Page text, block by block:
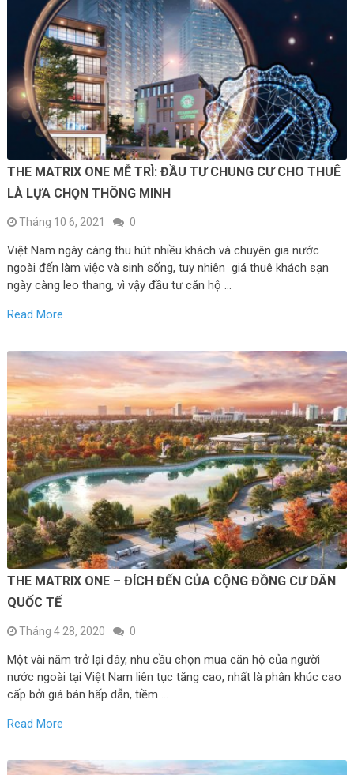
THE MATRIX ONE MỄ TRÌ: ĐẦU TƯ CHUNG CƯ CHO THUÊ
LÀ LỰA CHỌN THÔNG MINH
Tháng 10 6, 2021 0
Việt Nam ngày càng thu hút nhiều khách và chuyên gia nước
ngoài đến làm việc và sinh sống, tuy nhiên giá thuê khách sạn
ngày càng leo thang, vì vậy đầu tư căn hộ …
Read More
THE MATRIX ONE – ĐÍCH ĐẾN CỦA CỘNG ĐỒNG CƯ DÂN
QUỐC TẾ
Tháng 4 28, 2020 0
Một vài năm trở lại đây, nhu cầu chọn mua căn hộ của người
nước ngoài tại Việt Nam liên tục tăng cao, nhất là phân khúc cao
cấp bởi giá bán hấp dẫn, tiềm …
Read More